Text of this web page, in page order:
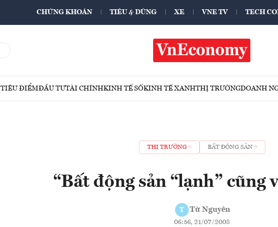
CHỨNG KHOÁN TIÊU & DÙNG XE VNE TV TECH
TIÊU ĐIỂMĐẦU TƯTÀI CHÍNHKINH TẾ SỐKINH TẾ XANHTHỊ TRƯỜNGDOANH
THỊ TRƯỜNG BẤT ĐỘNG SẢN
“Bất động sản “lạnh” cũng
T Từ Nguyên
06:56, 21/07/2008